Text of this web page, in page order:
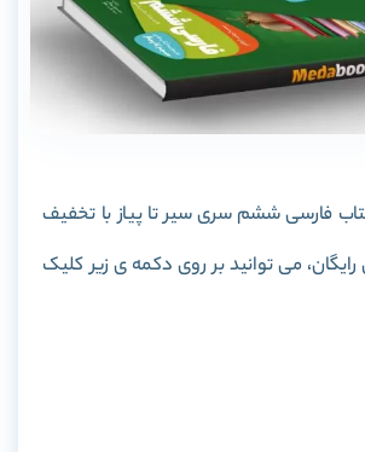
فارسی ششم سری سیر تا پیاز با تخفیف
رایگان، می توانید بر روی دکمه ی زیر کلیک